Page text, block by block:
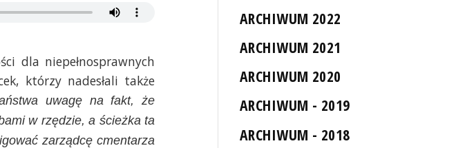
dla niepełnosprawnych
którzy nadesłali także
uwagę na fakt, że
w rzędzie, a ścieżka ta
zarządcę cmentarza
ARCHIWUM 2022
ARCHIWUM 2021
ARCHIWUM 2020
ARCHIWUM - 2019
ARCHIWUM - 2018